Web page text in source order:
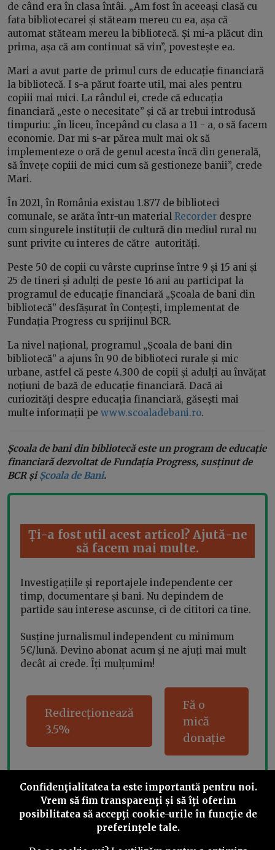
de când era în clasa întâi. „Am fost în aceeași clasă cu
fata bibliotecarei și stăteam mereu cu ea, așa că
automat stăteam mereu la bibliotecă. Și mi-a plăcut din
prima, așa că am continuat să vin”, povestește ea.
Mari a avut parte de primul curs de educație financiară
la bibliotecă. I s-a părut foarte util, mai ales pentru
copiii mai mici. La rândul ei, crede că educația
financiară „este o necesitate” și că ar trebui introdusă
timpuriu: „în liceu, începând cu clasa a 11 - a, o să facem
economie. Dar mi s-ar părea mult mai ok să
implementeze o oră de genul acesta încă din generală,
să învețe copiii de mici cum să gestioneze banii”, crede
Mari.
În 2021, în România existau 1.877 de biblioteci
comunale, se arăta într-un material Recorder despre
cum singurele instituții de cultură din mediul rural nu
sunt privite cu interes de către autorități.
Peste 50 de copii cu vârste cuprinse între 9 și 15 ani și
25 de tineri și adulți de peste 16 ani au participat la
programul de educație financiară „Școala de bani din
bibliotecă” desfășurat în Conțești, implementat de
Fundația Progress cu sprijinul BCR.
La nivel național, programul „Școala de bani din
bibliotecă” a ajuns în 90 de biblioteci rurale și mic
urbane, astfel că peste 4.300 de copii și adulți au învățat
noțiuni de bază de educație financiară. Dacă ai
curiozități despre educația financiară, găsești mai
multe informații pe www.scoaladebani.ro.
Școala de bani din bibliotecă este un program de educație
financiară dezvoltat de Fundația Progress, susținut de
BCR șiȘcoala de Bani.
Ți-a fost util acest articol? Ajută-ne
să facem mai multe.
Investigațiile și reportajele independente cer
timp, documentare și bani. Nu depindem de
partide sau interese ascunse, ci de cititori ca tine.
Susține jurnalismul independent cu minimum
5€/lună. Devino abonat acum și ne ajuți mai mult
decât ai crede. Îți mulțumim!
Redirecționează
3.5%
Fă o
mică
donație
Share this
Confidenţialitatea ta este importantă pentru noi.
Vrem să fim transparenţi și să îţi oferim
posibilitatea să accepţi cookie-urile în funcţie de
preferinţele tale.